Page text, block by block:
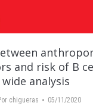
and risk of B
analysis
chigueras 05/11/2020